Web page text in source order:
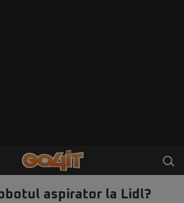
aspirator la Lidl?